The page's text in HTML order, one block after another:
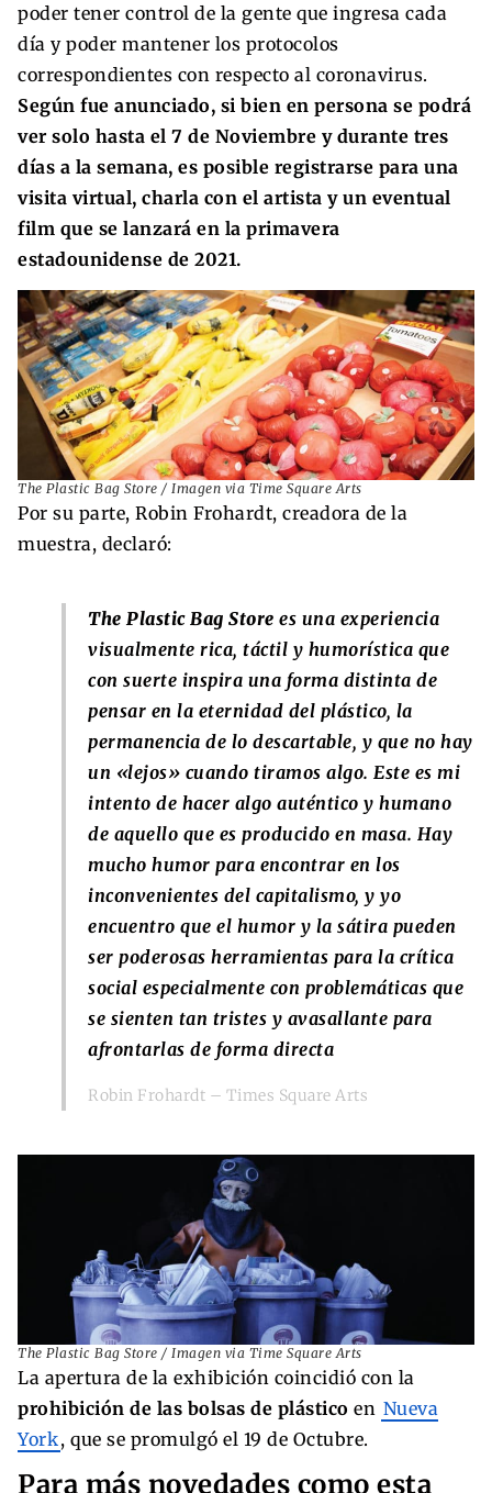
poder tener control de la gente que ingresa cada
día y poder mantener los protocolos
correspondientes con respecto al coronavirus.
Según fue anunciado, si bien en persona se podrá
ver solo hasta el 7 de Noviembre y durante tres
días a la semana, es posible registrarse para una
visita virtual, charla con el artista y un eventual
film que se lanzará en la primavera
estadounidense de 2021.
The Plastic Bag Store / Imagen via Time Square Arts
Por su parte, Robin Frohardt, creadora de la
muestra, declaró:
The Plastic Bag Store es una experiencia
visualmente rica, táctil y humorística que
con suerte inspira una forma distinta de
pensar en la eternidad del plástico, la
permanencia de lo descartable, y que no hay
un «lejos» cuando tiramos algo. Este es mi
intento de hacer algo auténtico y humano
de aquello que es producido en masa. Hay
mucho humor para encontrar en los
inconvenientes del capitalismo, y yo
encuentro que el humor y la sátira pueden
ser poderosas herramientas para la crítica
social especialmente con problemáticas que
se sienten tan tristes y avasallante para
afrontarlas de forma directa
Robin Frohardt – Times Square Arts
The Plastic Bag Store / Imagen via Time Square Arts
La apertura de la exhibición coincidió con la
prohibición de las bolsas de plástico en Nueva
York, que se promulgó el 19 de Octubre.
Para más novedades como esta